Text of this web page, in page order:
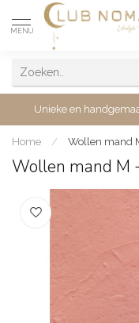
MENU
Unieke en
Home / Wollen mand
Wollen mand M